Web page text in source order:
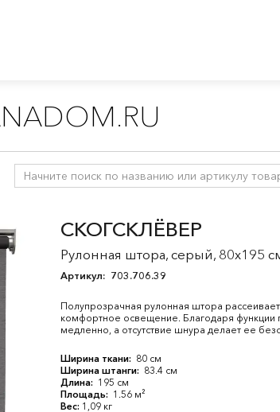
СКОГСКЛЁВЕР
Рулонная штора, серый, 80x195
Артикул: 703.706.39
Полупрозрачная рулонная штора
комфортное освещение. Благодаря функции
медленно, а отсутствие шнура делает ее
Ширина ткани: 80 см
Ширина штанги: 83.4 см
Длина: 195 см
Площадь: 1.56 м²
Вес: 1,09 кг